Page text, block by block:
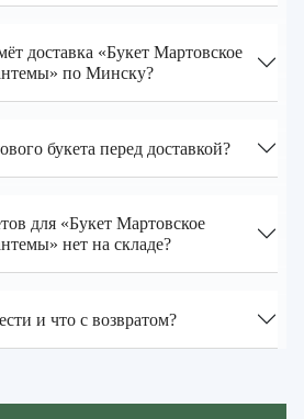
доставка «Букет Мартовское
по Минску?
букета перед доставкой?
для «Букет Мартовское
нет на складе?
и что с возвратом?